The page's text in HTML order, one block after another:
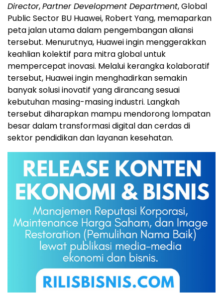
Director,Partner Development Department, Global
Public Sector BU Huawei, Robert Yang, memaparkan
peta jalan utama dalam pengembangan aliansi
tersebut. Menurutnya, Huawei ingin menggerakkan
keahlian kolektif para mitra global untuk
mempercepat inovasi. Melalui kerangka kolaboratif
tersebut, Huawei ingin menghadirkan semakin
banyak solusi inovatif yang dirancang sesuai
kebutuhan masing-masing industri. Langkah
tersebut diharapkan mampu mendorong lompatan
besar dalam transformasi digital dan cerdas di
sektor pendidikan dan layanan kesehatan.